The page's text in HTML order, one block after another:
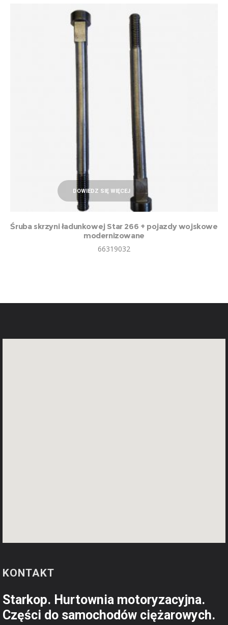
DOWIEDZ SIĘ WIĘCEJ
Śruba skrzyni ładunkowej Star 266 + pojazdy wojskowe
modernizowane
66319032
KONTAKT
Starkop. Hurtownia motoryzacyjna.
Części do samochodów ciężarowych.